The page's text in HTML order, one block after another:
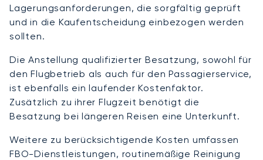
Lagerungsanforderungen, die sorgfältig geprüft
und in die Kaufentscheidung einbezogen werden
sollten.
Die Anstellung qualifizierter Besatzung, sowohl für
den Flugbetrieb als auch für den Passagierservice,
ist ebenfalls ein laufender Kostenfaktor.
Zusätzlich zu ihrer Flugzeit benötigt die
Besatzung bei längeren Reisen eine Unterkunft.
Weitere zu berücksichtigende Kosten umfassen
FBO-Dienstleistungen, routinemäßige Reinigung